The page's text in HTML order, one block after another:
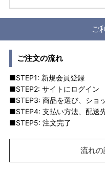
ご
ご注文の流れ
■STEP1: 新規会員登録
■STEP2: サイトにログイン
■STEP3: 商品を選び、ショ
■STEP4: 支払い方法、配送
■STEP5: 注文完了
流れ